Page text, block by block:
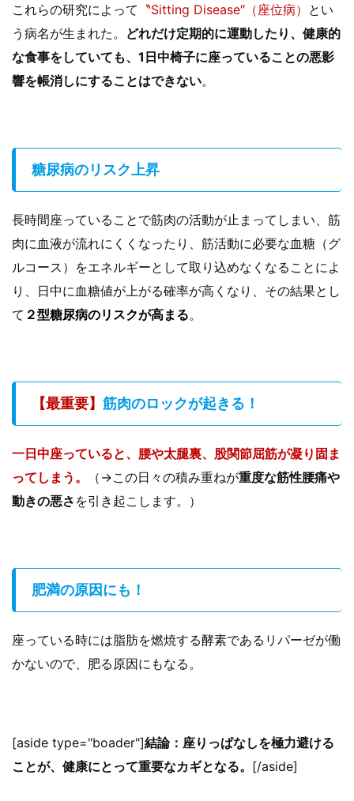
これらの研究によって 〝Sitting Disease″（座位病） とい
う病名が生まれた。 どれだけ定期的に運動したり、健康的
な食事をしていても、1日中椅子に座っていることの悪影
響を帳消しにすることはできない。
糖尿病のリスク上昇
長時間座っていることで筋肉の活動が止まってしまい、筋
肉に血液が流れにくくなったり、筋活動に必要な血糖（グ
ルコース）をエネルギーとして取り込めなくなることによ
り、日中に血糖値が上がる確率が高くなり、その結果とし
て ２型糖尿病のリスクが高まる。
【最重要】 筋肉のロックが起きる！
一日中座っていると、腰や太腿裏、股関節屈筋が凝り固ま
ってしまう。
（→この日々の積み重ねが重度な筋性腰痛や
動きの悪さ を引き起こします。）
肥満の原因にも！
座っている時には脂肪を燃焼する酵素であるリパーゼが働
かないので、肥る原因にもなる。
[aside type="boader"]結論：座りっぱなしを極力避ける
ことが、健康にとって重要なカギとなる。 [/aside]